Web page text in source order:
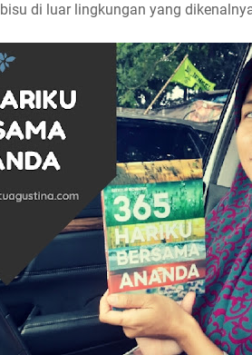
di luar lingkungan yang